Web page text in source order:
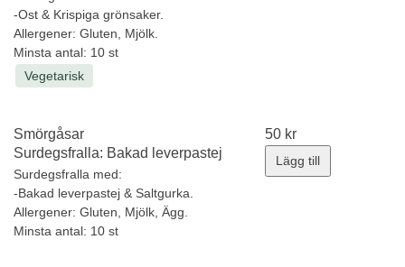
-Ost & Krispiga grönsaker.
Allergener: Gluten, Mjölk.
Minsta antal: 10 st
Vegetarisk
Smörgåsar
Surdegsfralla: Bakad leverpastej
Surdegsfralla med:
-Bakad leverpastej & Saltgurka.
Allergener: Gluten, Mjölk, Ägg.
Minsta antal: 10 st
50 kr
Lägg till